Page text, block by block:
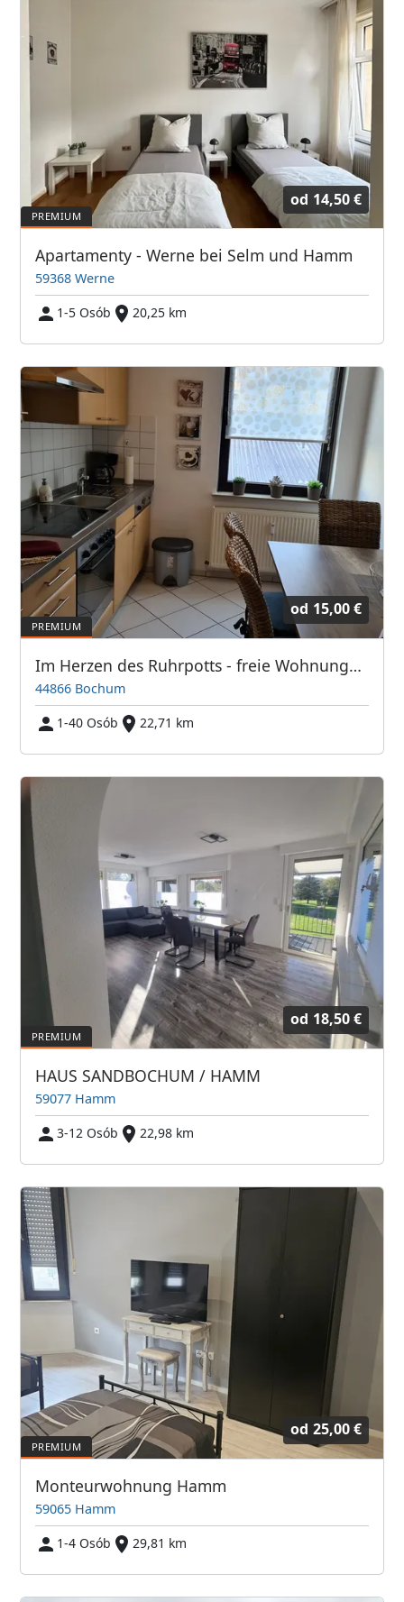
od 14,50 €
Apartamenty - Werne bei Selm und Hamm
59368 Werne
1-5 Osób
20,25 km
od 15,00 €
Im Herzen des Ruhrpotts - freie Wohnungen!
44866 Bochum
1-40 Osób
22,71 km
od 18,50 €
HAUS SANDBOCHUM / HAMM
59077 Hamm
3-12 Osób
22,98 km
od 25,00 €
Monteurwohnung Hamm
59065 Hamm
1-4 Osób
29,81 km